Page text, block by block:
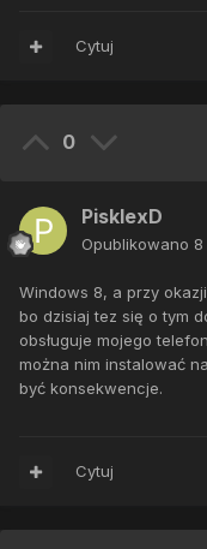
Cytuj
0
PisklexD
Opublikowano 8
Windows 8, a przy
bo dzisiaj tez się o tym
obsługuje mojego
można nim instalować
być konsekwencje.
Cytuj